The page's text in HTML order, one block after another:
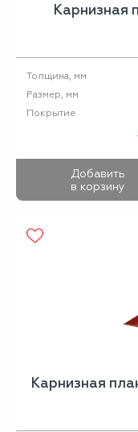
Карнизная
Толщина, мм
Размер, мм
Покрытие
Добавить
в корзину
Карнизная